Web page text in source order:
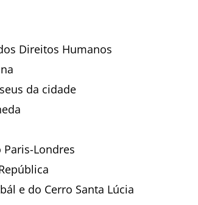
Direitos Humanos
da cidade
Londres
e do Cerro Santa Lúcia